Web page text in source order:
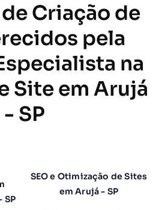
Criação de
pela
na
Site em Arujá
- SP
SP
SEO e Otimização de Sites
em Arujá - SP